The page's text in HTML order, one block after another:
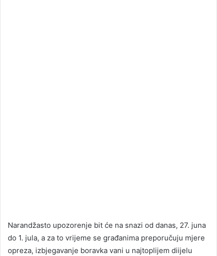
Narandžasto upozorenje bit će na snazi od danas, 27. juna
do 1. jula, a za to vrijeme se građanima preporučuju mjere
opreza, izbjegavanje boravka vani u najtoplijem diijelu